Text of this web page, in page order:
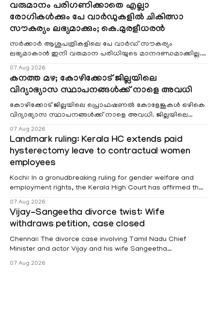
വരുമാനം പരിഗണിക്കാതെ എല്ലാ
രോഗികൾക്കും പേ വാർഡുകളിൽ ചികിത്സാ
സൗകര്യം ലഭ്യമാക്കും; കെ.മുരളീധരൻ
സർക്കാർ ആശുപത്രികളിലെ പേ വാർഡ് സൗകര്യം
ലഭ്യമാകാൻ ഇനി വരുമാന പരിധിയുടെ മാനദണ്ഡമാക്കില്ല.
07 Aug 2026
കനത്ത മഴ; കോഴിക്കോട് ജില്ലയിലെ
വിദ്യാഭ്യാസ സ്ഥാപനങ്ങൾക്ക് നാളെ അവധി
കോഴിക്കോട് ജില്ലയിലെ പ്രൊഫഷണൽ കോളേജുകൾ ഒഴികെ
വിദ്യാഭ്യാസ സ്ഥാപനങ്ങൾക്ക് നാളെ അവധി. ജില്ലയിലെ
07 Aug 2026
Landmark ruling: Kerala HC extends paid
hysterectomy leave to contractual women
employees
Kochi: In a gronudbreaking ruling for gender welfare and
employment rights, the Kerala High Court has affirmed that
projects are eligible for paid medical leave following
hysterectomy surgery under the Kerala Service Rules
(KSR). The court noted that since essential benefits like
maternity
07 Aug 2026
Vijay-Sangeetha divorce twist: Wife
withdraws petition, case closed
Chennai: The divorce case involving Tamil Nadu Chief
Minister and actor Vijay and his wife Sangeetha
Sowrnalingam has taken a new turn after Sangeetha
07 Aug 2026